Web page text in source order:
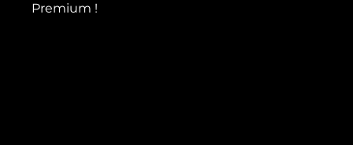
Premium !